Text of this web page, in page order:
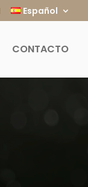
Español
CONTACTO